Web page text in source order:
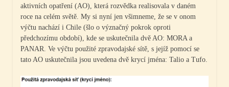
aktivních opatření (AO), která rozvědka realisovala v daném
roce na celém světě. My si nyní jen všimneme, že se v onom
výčtu nachází i Chile (šlo o význačný pokrok oproti
předchozímu období), kde se uskutečnila dvě AO: MORA a
PANAR. Ve výčtu použité zpravodajské sítě, s jejíž pomocí se
tato AO uskutečnila jsou uvedena dvě krycí jména: Talio a Tufo.